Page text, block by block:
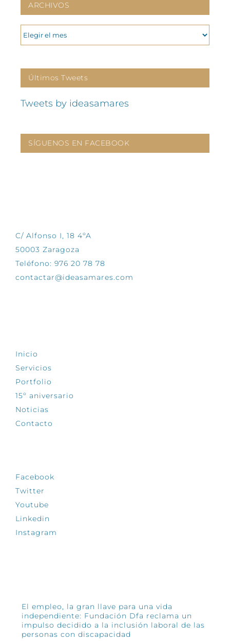
ARCHIVOS
ARCHIVOS
Últimos Tweets
Tweets by ideasamares
SÍGUENOS EN FACEBOOK
C/ Alfonso I, 18 4ºA
50003 Zaragoza
Teléfono: 976 20 78 78
contactar@ideasamares.com
Inicio
Servicios
Portfolio
15º aniversario
Noticias
Contacto
Facebook
Twitter
Youtube
Linkedin
Instagram
El empleo, la gran llave para una vida
independiente: Fundación Dfa reclama un
impulso decidido a la inclusión laboral de las
personas con discapacidad